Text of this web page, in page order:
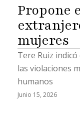
Propone
mujeres
Tere Ruiz
las violaciones
humanos
Junio 15, 2026